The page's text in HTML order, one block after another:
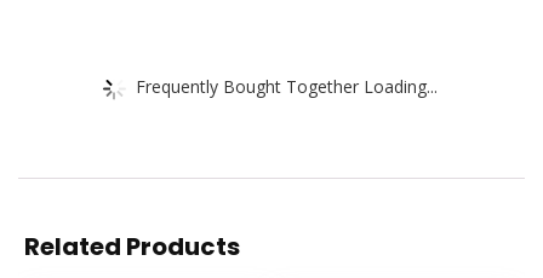
Frequently Bought Together Loading...
Related Products